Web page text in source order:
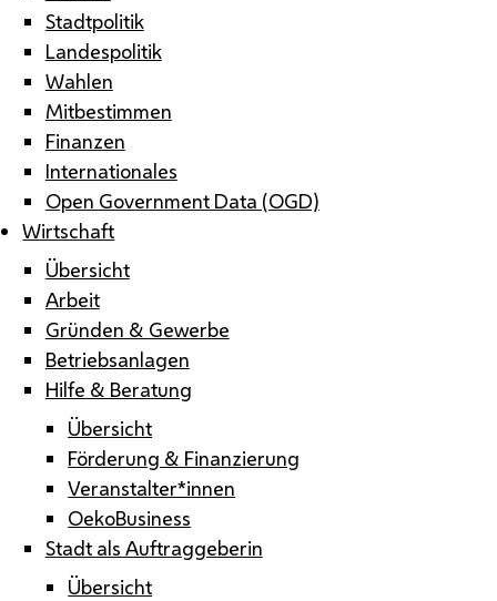
Stadtpolitik
Landespolitik
Wahlen
Mitbestimmen
Finanzen
Internationales
Open Government Data (OGD)
Wirtschaft
Übersicht
Arbeit
Gründen & Gewerbe
Betriebsanlagen
Hilfe & Beratung
Übersicht
Förderung & Finanzierung
Veranstalter*innen
OekoBusiness
Stadt als Auftraggeberin
Übersicht